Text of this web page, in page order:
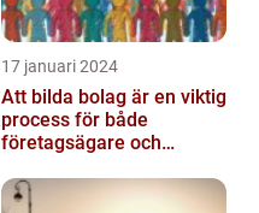
17 januari 2024
Att bilda bolag är en viktig
process för både
företagsägare och
etablera en ...